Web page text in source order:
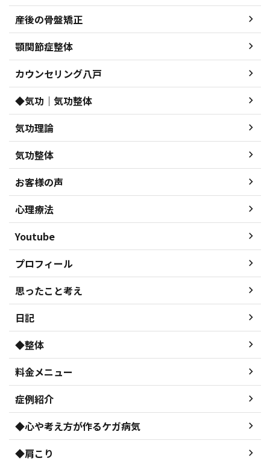
産後の骨盤矯正
顎関節症整体
カウンセリング八戸
◆気功｜気功整体
気功理論
気功整体
お客様の声
心理療法
Youtube
プロフィール
思ったこと考え
日記
◆整体
料金メニュー
症例紹介
◆心や考え方が作るケガ病気
◆肩こり